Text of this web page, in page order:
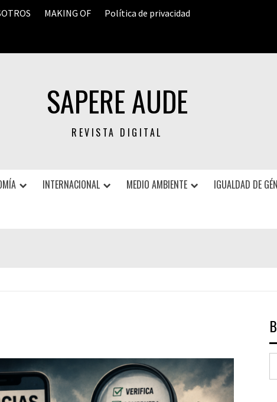
MAKING OF Política de privacidad
SAPERE AUDE
REVISTA DIGITAL
INTERNACIONAL MEDIO AMBIENTE IGUALDAD DE